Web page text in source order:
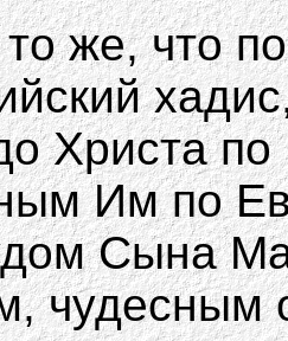
же, что
Христа
Им по
Сына
чудесным